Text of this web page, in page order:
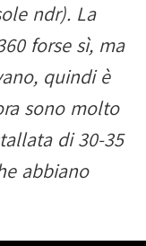
ndr). La
forse sì, ma
quindi è
sono molto
di 30-35
abbiano